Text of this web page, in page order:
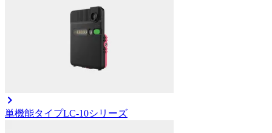
単機能タイプLC-10シリーズ